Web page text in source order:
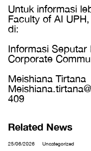
Untuk informasi
Faculty of AI
di:
Informasi Seputar
Corporate
Meishiana Tirtana
409
Related News
25/06/2026 Uncategorized